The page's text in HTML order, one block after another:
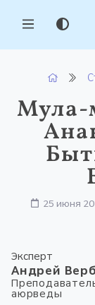
MENU
Мула-
25 июня
Эксперт
Андрей
аюрведы